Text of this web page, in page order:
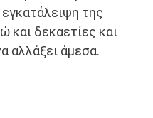
εγκατάλειψη της
και δεκαετίες και
αλλάξει άμεσα.